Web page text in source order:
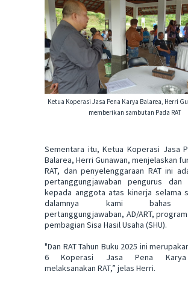
Ketua Koperasi Jasa Pena Karya Balarea, Herri
memberikan sambutan Pada RAT
Sementara itu, Ketua Koperasi Jasa
Balarea, Herri Gunawan, menjelaskan
RAT, dan penyelenggaraan RAT ini
pertanggungjawaban pengurus dan
kepada anggota atas kinerja selama
dalamnya kami bahas
pertanggungjawaban, AD/ART,
pembagian Sisa Hasil Usaha (SHU).
"Dan RAT Tahun Buku 2025 ini
6 Koperasi Jasa Pena Karya
melaksanakan RAT,” jelas Herri.